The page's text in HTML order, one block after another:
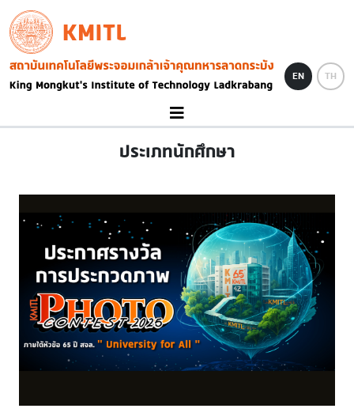
Skip to main content
KMITL
Image
EN TH
ประเภทนักศึกษา